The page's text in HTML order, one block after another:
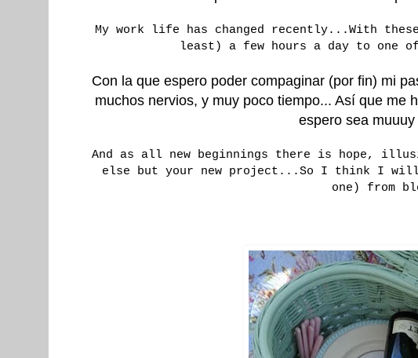
My work life has changed recently...With
least) a few hours a day to one
Con la que espero poder compaginar (por fin) mi
muchos nervios, y muy poco tiempo... Así que me
espero sea
And as all new beginnings there is hope,
else but your new project...So I think I
one) from